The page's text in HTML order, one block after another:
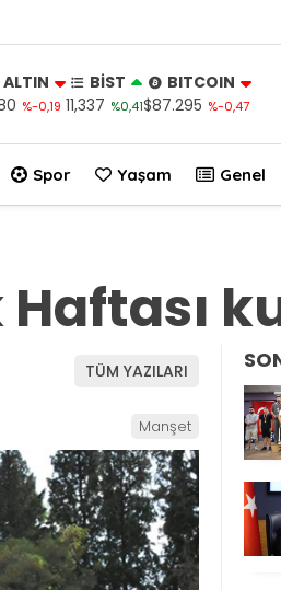
ALTIN
%-0,19
BİST
11,337 %0,41
BITCOIN
$87.295 %-0,47
Spor Yaşam Genel
Haftası
TÜM YAZILARI
Manşet